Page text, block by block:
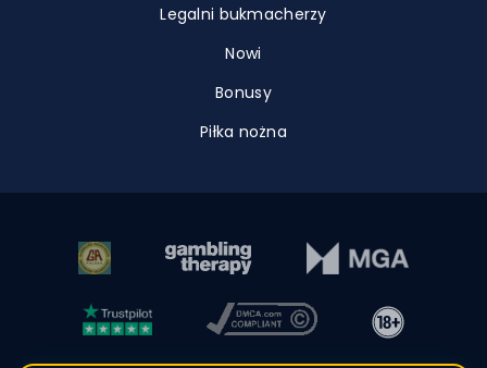
Legalni bukmacherzy
Nowi
Bonusy
Piłka nożna